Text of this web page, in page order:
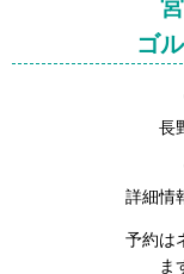
ゴ
長
詳細情
予約は
ま